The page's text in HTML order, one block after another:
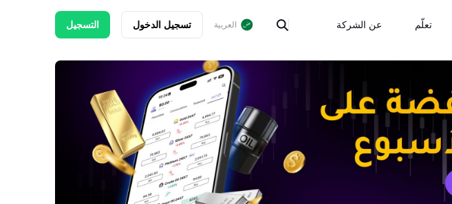
تعلّم عن الشركة العربية تسجيل الدخول التسجيل